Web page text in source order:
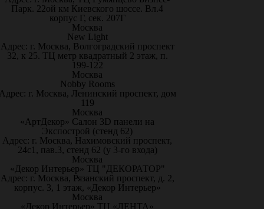
Парк. 22ой км Киевского шоссе. Вл.4
корпус Г, сек. 207Г
Москва
New Light
Адрес: г. Москва, Волгоградский проспект
32, к 25. ТЦ метр квадратный 2 этаж, п.
199-122
Москва
Nobby Rooms
г. Москва, Ленинский проспект, дом
119
Москва
«АртДекор» Салон 3D панели на
Экспострой (стенд 62)
Адрес: г. Москва, Нахимовский проспект,
24с1, пав.3, стенд 62 (у 3-го входа)
Москва
«Декор Интерьер» ТЦ "ДЕКОРАТОР"
Адрес: г. Москва, Рязанский проспект, д. 2,
корпус. 3, 1 этаж, «Декор Интерьер»
Москва
«Декор Интерьер» ТЦ «ЛЕНТА»